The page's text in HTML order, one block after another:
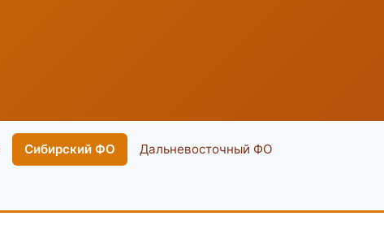
Сибирский ФО Дальневосточный ФО